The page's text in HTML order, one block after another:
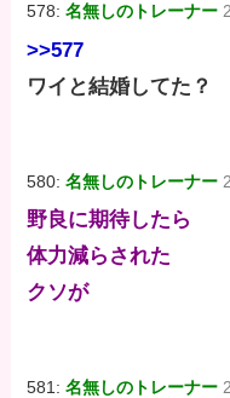
578:名無しのトレーナー
>>577
ワイと結婚してた？
580:名無しのトレーナー
野良に期待したら
体力減らされた
クソが
581:名無しのトレーナー